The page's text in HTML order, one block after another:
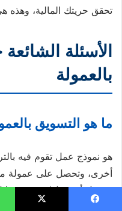
تحقق حريتك المالية، وهذه
الأسئلة
بالعمولة
ما هو التسويق
هو نموذج عمل تقوم فيه
أخرى، وتحصل على عمولة
تسجيل أو تنزيل) يتم من